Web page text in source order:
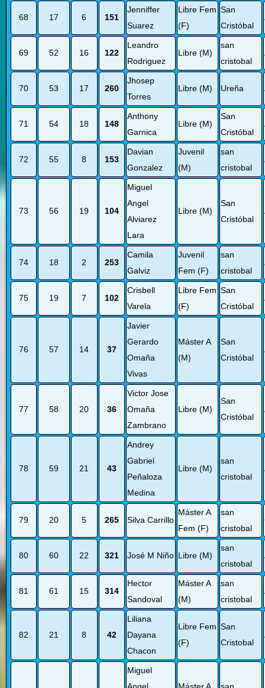
68 17 6 151
Jenniffer
Suarez
Libre Fem
(F)
San
Cristóbal
69 52 16 122
Leandro
Rodriguez
Libre (M)
san
cristobal
70 53 17 260
Jhosep
Torres
Libre (M) Ureña
71 54 18 148
Anthony
Garnica
Libre (M)
San
Cristóbal
72 55 8 153
Davian
Gonzalez
Juvenil
(M)
san
cristobal
73 56 19 104
Miguel
Angel
Alviarez
Lara
Libre (M)
San
Cristóbal
74 18 2 253
Camila
Galviz
Juvenil
Fem (F)
san
cristobal
75 19 7 102
Crisbell
Varela
Libre Fem
(F)
San
Cristóbal
76 57 14 37
Javier
Gerardo
Omaña
Vivas
Máster A
(M)
San
Cristóbal
77 58 20 36
Victor Jose
Omaña
Zambrano
Libre (M)
San
Cristóbal
78 59 21 43
Andrey
Gabriel
Peñaloza
Medina
Libre (M)
san
cristobal
79 20 5 265 Silva Carrillo
Máster A
Fem (F)
san
cristobal
80 60 22 321 José M Niño Libre (M)
san
cristobal
81 61 15 314
Hector
Sandoval
Máster A
(M)
san
cristobal
82 21 8 42
Liliana
Dayana
Chacon
Libre Fem
(F)
San
Cristobal
Miguel